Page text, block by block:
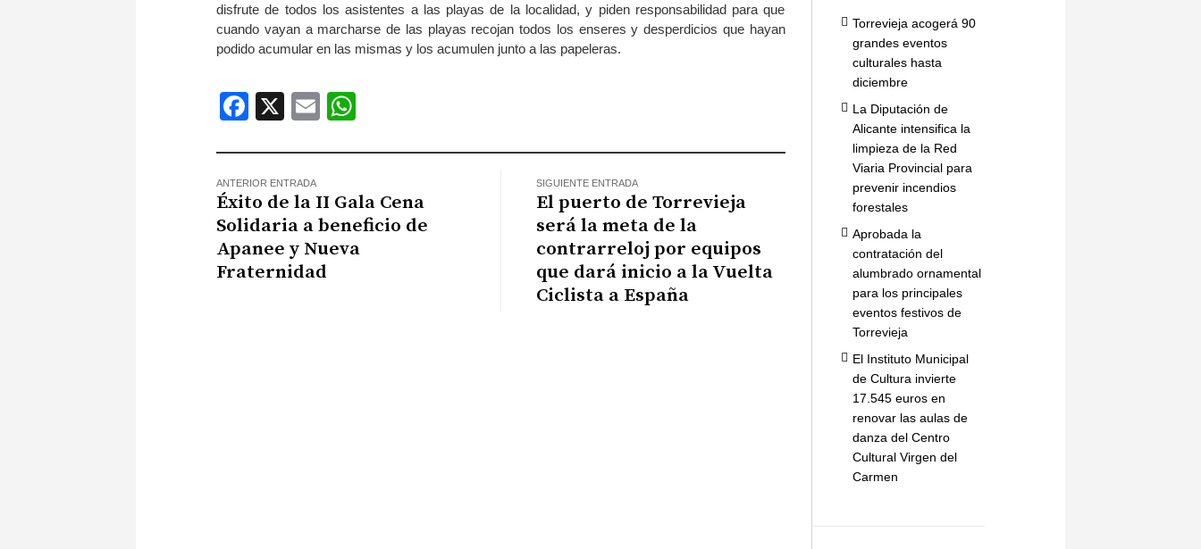
disfrute de todos los asistentes a las playas de la localidad, y piden responsabilidad para que
cuando vayan a marcharse de las playas recojan todos los enseres y desperdicios que hayan
podido acumular en las mismas y los acumulen junto a las papeleras.
Facebook
X Email
ANTERIOR ENTRADA
Éxito de la II Gala Cena
Solidaria a beneficio de
Apanee y Nueva
Fraternidad
SIGUIENTE ENTRADA
El puerto de Torrevieja
será la meta de la
contrarreloj por equipos
que dará inicio a la Vuelta
Ciclista a España
Torrevieja acogerá 90
grandes eventos
culturales hasta
diciembre
La Diputación de
Alicante intensifica la
limpieza de la Red
Viaria Provincial para
prevenir incendios
forestales
Aprobada la
contratación del
alumbrado ornamental
para los principales
eventos festivos de
Torrevieja
El Instituto Municipal
de Cultura invierte
17.545 euros en
renovar las aulas de
danza del Centro
Cultural Virgen del
Carmen